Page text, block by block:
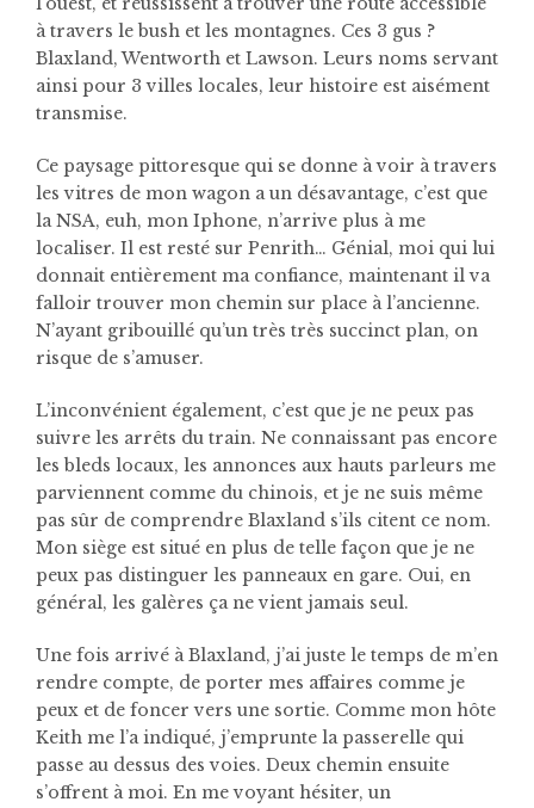
à travers le bush et les montagnes. Ces 3 gus ?
Blaxland, Wentworth et Lawson. Leurs noms servant
ainsi pour 3 villes locales, leur histoire est aisément
transmise.
Ce paysage pittoresque qui se donne à voir à travers
les vitres de mon wagon a un désavantage, c’est que
la NSA, euh, mon Iphone, n’arrive plus à me
localiser. Il est resté sur Penrith… Génial, moi qui lui
donnait entièrement ma confiance, maintenant il va
falloir trouver mon chemin sur place à l’ancienne.
N’ayant gribouillé qu’un très très succinct plan, on
risque de s’amuser.
L’inconvénient également, c’est que je ne peux pas
suivre les arrêts du train. Ne connaissant pas encore
les bleds locaux, les annonces aux hauts parleurs me
parviennent comme du chinois, et je ne suis même
pas sûr de comprendre Blaxland s’ils citent ce nom.
Mon siège est situé en plus de telle façon que je ne
peux pas distinguer les panneaux en gare. Oui, en
général, les galères ça ne vient jamais seul.
Une fois arrivé à Blaxland, j’ai juste le temps de m’en
rendre compte, de porter mes affaires comme je
peux et de foncer vers une sortie. Comme mon hôte
Keith me l’a indiqué, j’emprunte la passerelle qui
passe au dessus des voies. Deux chemin ensuite
s’offrent à moi. En me voyant hésiter, un